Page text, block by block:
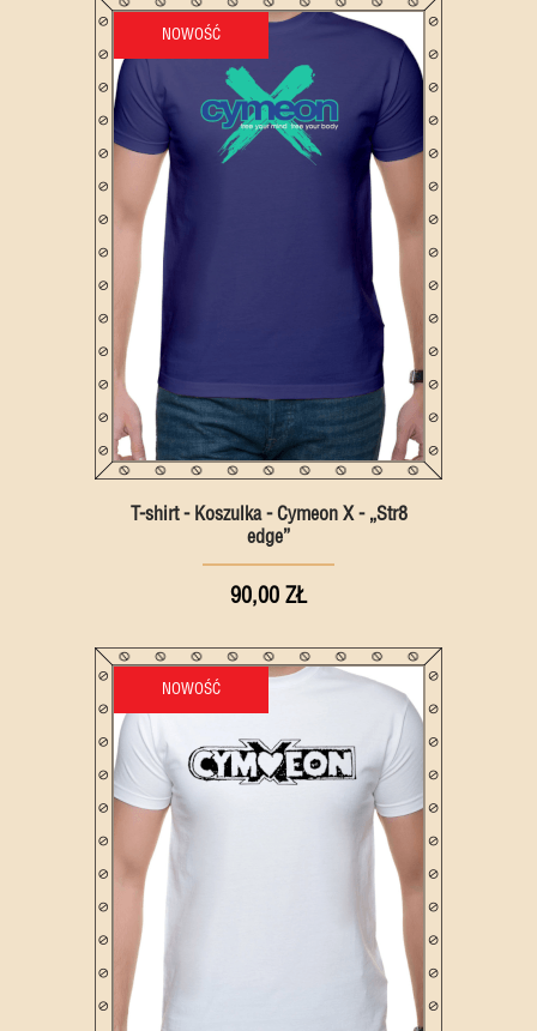
NOWOŚĆ
T-shirt - Koszulka - Cymeon X - „Str8
edge”
90,00 ZŁ
NOWOŚĆ